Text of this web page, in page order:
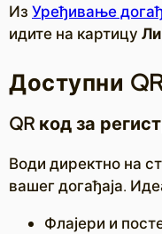
Из Уређивање
идите на картицу
Доступни
QR код за
Води директно на
вашег догађаја.
Флајери и